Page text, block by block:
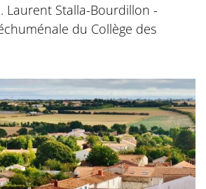
Laurent Stalla-Bourdillon -
du Collège des